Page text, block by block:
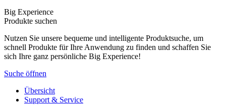
Big Experience
Produkte suchen
Nutzen Sie unsere bequeme und intelligente Produktsuche, um
schnell Produkte für Ihre Anwendung zu finden und schaffen Sie
sich Ihre ganz persönliche Big Experience!
Suche öffnen
Übersicht
Support & Service